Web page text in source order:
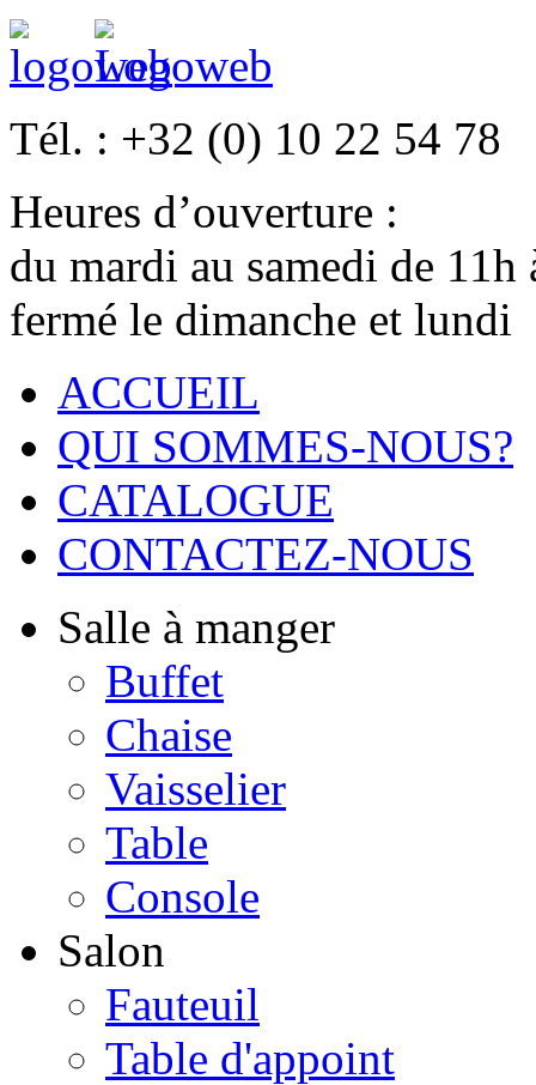
Tél. : +32 (0) 10 22 54 78
Heures d’ouverture :
du mardi au samedi de 11h
fermé le dimanche et lundi
ACCUEIL
QUI SOMMES-NOUS?
CATALOGUE
CONTACTEZ-NOUS
Salle à manger
Buffet
Chaise
Vaisselier
Table
Console
Salon
Fauteuil
Table d'appoint